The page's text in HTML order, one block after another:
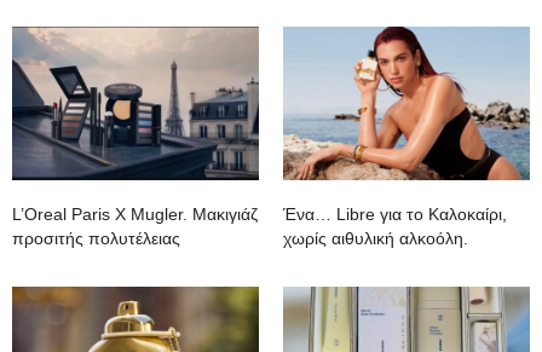
L’Oreal Paris X Mugler. Mακιγιάζ
προσιτής πολυτέλειας
Ένα… Libre για το Καλοκαίρι,
χωρίς αιθυλική αλκοόλη.